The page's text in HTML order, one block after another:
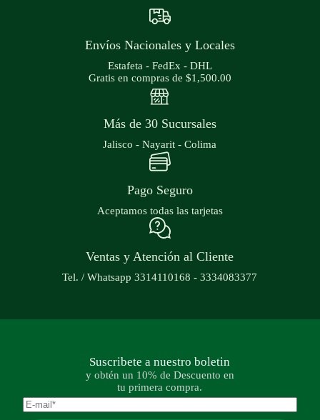
Envíos Nacionales y Locales
Estafeta - FedEx - DHL
Gratis en compras de $1,500.00
Más de 30 Sucursales
Jalisco - Nayarit - Colima
Pago Seguro
Aceptamos todas las tarjetas
Ventas y Atención al Cliente
Tel. / Whatsapp 3314110168 - 3334083377
Suscribete a nuestro boletin
y obtén un 10% de Descuento en
tu primera compra.